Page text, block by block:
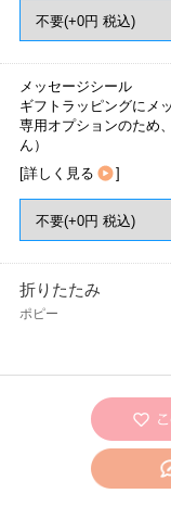
メッセージシール
ギフトラッピングにメ
専用オプションのため
ん）
[詳しく見る ]
折りたたみ
ポピー